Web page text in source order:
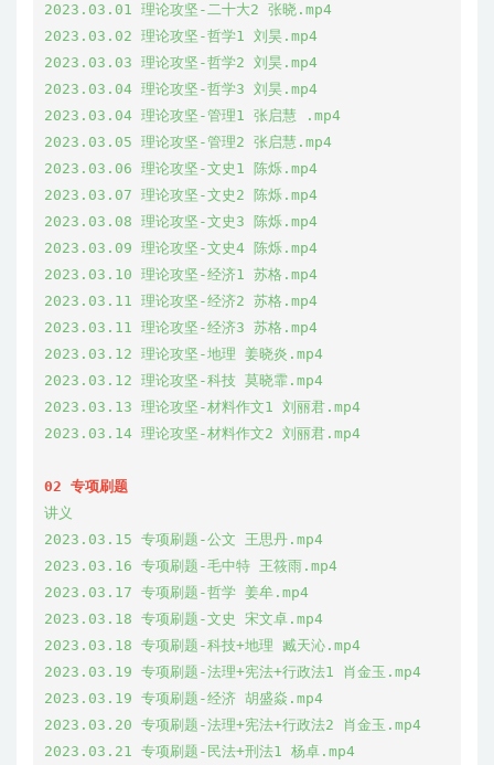
2023.03.01 理论攻坚-二十大2 张晓.mp4
2023.03.02 理论攻坚-哲学1 刘昊.mp4
2023.03.03 理论攻坚-哲学2 刘昊.mp4
2023.03.04 理论攻坚-哲学3 刘昊.mp4
2023.03.04 理论攻坚-管理1 张启慧 .mp4
2023.03.05 理论攻坚-管理2 张启慧.mp4
2023.03.06 理论攻坚-文史1 陈烁.mp4
2023.03.07 理论攻坚-文史2 陈烁.mp4
2023.03.08 理论攻坚-文史3 陈烁.mp4
2023.03.09 理论攻坚-文史4 陈烁.mp4
2023.03.10 理论攻坚-经济1 苏格.mp4
2023.03.11 理论攻坚-经济2 苏格.mp4
2023.03.11 理论攻坚-经济3 苏格.mp4
2023.03.12 理论攻坚-地理 姜晓炎.mp4
2023.03.12 理论攻坚-科技 莫晓霏.mp4
2023.03.13 理论攻坚-材料作文1 刘丽君.mp4
2023.03.14 理论攻坚-材料作文2 刘丽君.mp4
02 专项刷题
讲义
2023.03.15 专项刷题-公文 王思丹.mp4
2023.03.16 专项刷题-毛中特 王筱雨.mp4
2023.03.17 专项刷题-哲学 姜牟.mp4
2023.03.18 专项刷题-文史 宋文卓.mp4
2023.03.18 专项刷题-科技+地理 臧天沁.mp4
2023.03.19 专项刷题-法理+宪法+行政法1 肖金玉.mp4
2023.03.19 专项刷题-经济 胡盛焱.mp4
2023.03.20 专项刷题-法理+宪法+行政法2 肖金玉.mp4
2023.03.21 专项刷题-民法+刑法1 杨卓.mp4